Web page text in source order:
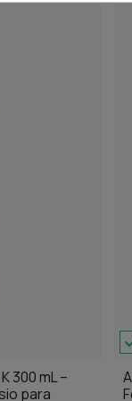
300 mL –
para